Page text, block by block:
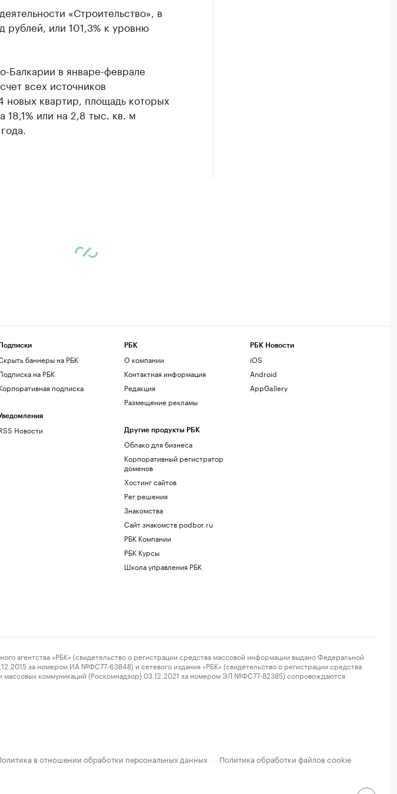
«Строительство», в
рублей, или 101,3% к уровню
Балкарии в январе-феврале
всех источников
новых квартир, площадь которых
18,1% или на 2,8 тыс. кв. м
Подписки
баннеры на РБК
на РБК
подписка
Новости
РБК
О компании
Контактная информация
Редакция
Размещение рекламы
Другие продукты РБК
Облако для бизнеса
Корпоративный регистратор
доменов
Хостинг сайтов
Рег.решения
Знакомства
Сайт знакомств podbor.ru
РБК Компании
РБК Курсы
Школа управления РБК
РБК Новости
iOS
Android
AppGallery
«РБК» (свидетельство о регистрации средства массовой информации выдано Федеральной
за номером ИА №ФС77-63848) и сетевого издания «РБК» (свидетельство о регистрации средства
коммуникаций (Роскомнадзор) 03.12.2021 за номером ЭЛ №ФС77-82385) сопровождаются
в отношении обработки персональных данных · Политика обработки файлов cookie